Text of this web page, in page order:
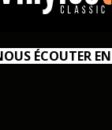
ÉCOUTER